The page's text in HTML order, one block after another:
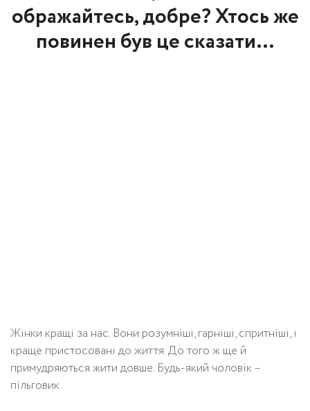
ображайтесь, добре? Хтось же
повинен був це сказати…
Жінки кращі за нас. Вони розумніші, гарніші, спритніші, і
краще пристосовані до життя. До того ж ще й
примудряються жити довше. Будь-який чоловік –
пільговик.